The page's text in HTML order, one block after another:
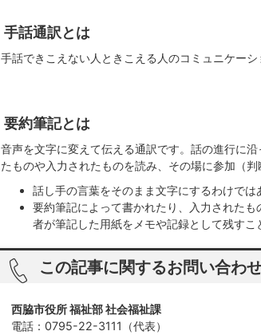
手話通訳とは
手話できこえない人ときこえる人のコミュニケーシ
要約筆記とは
音声を文字に変えて伝える通訳です。話の進行に
たものや入力されたものを読み、その場に参加（
話し手の言葉をそのまま文字にするわけでは
要約筆記によって書かれたり、入力された
者が筆記した用紙をメモや記録として残すこ
この記事に関するお問い合わ
西脇市役所 福祉部 社会福祉課
電話：0795-22-3111（代表）​​​​​​​